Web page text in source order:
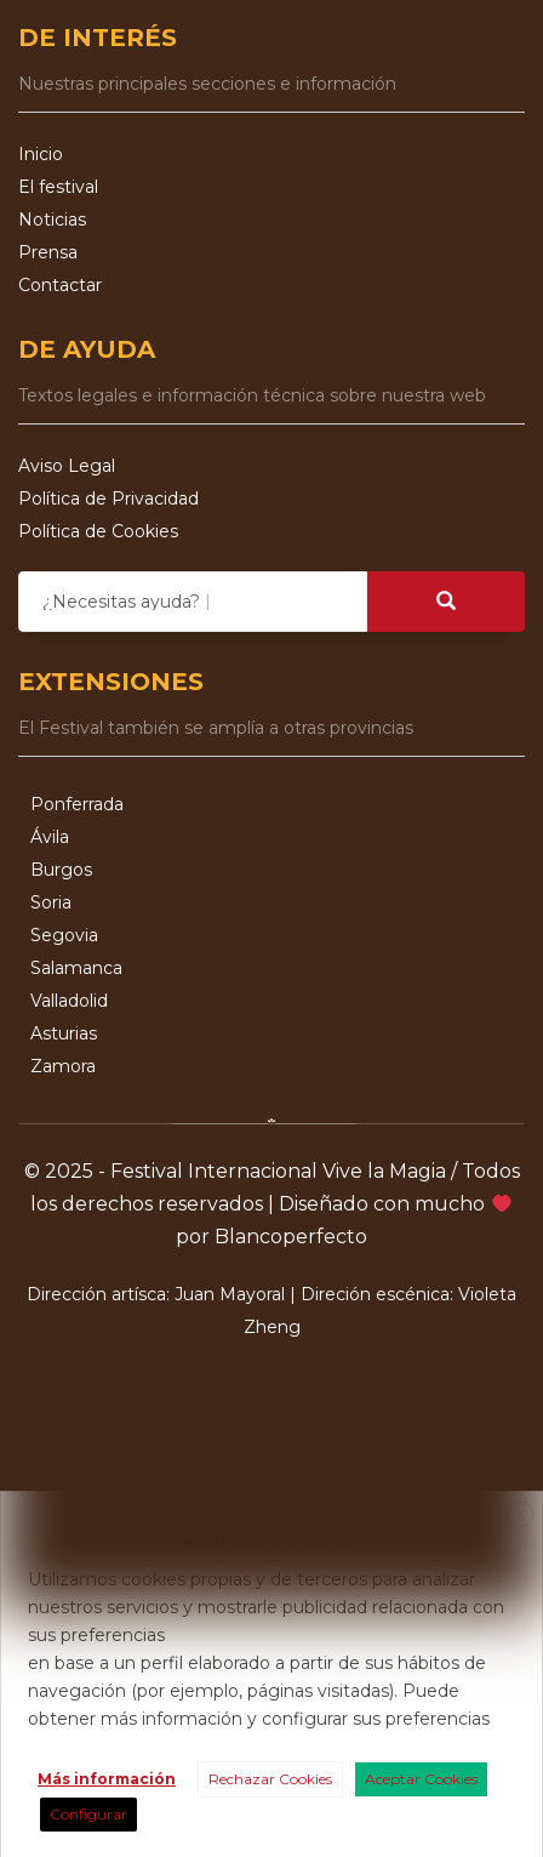
DE INTERÉS
Nuestras principales secciones e información
Inicio
El festival
Noticias
Prensa
Contactar
DE AYUDA
Textos legales e información técnica sobre nuestra web
Aviso Legal
Política de Privacidad
Política de Cookies
¿Necesitas ayuda?
EXTENSIONES
El Festival también se amplía a otras provincias
Ponferrada
Ávila
Burgos
Soria
Segovia
Salamanca
Valladolid
Asturias
Zamora
© 2025 - Festival Internacional Vive la Magia / Todos
los derechos reservados | Diseñado con mucho
por Blancoperfecto
Dirección artísca: Juan Mayoral | Direción escénica: Violeta
Zheng
Utilizamos cookies propias y de terceros para analizar
nuestros servicios y mostrarle publicidad relacionada con
sus preferencias
en base a un perfil elaborado a partir de sus hábitos de
navegación (por ejemplo, páginas visitadas). Puede
obtener más información y configurar sus preferencias
Más información Rechazar Cookies
Aceptar Cookies
Configurar